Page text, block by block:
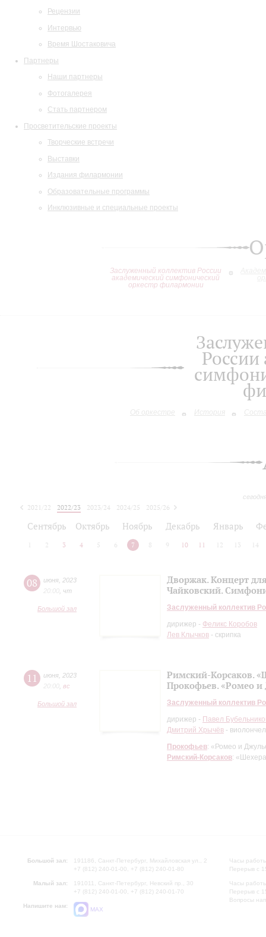
Рецензии
Интервью
Время Шостаковича
Партнеры
Наши партнеры
Фотогалерея
Стать партнером
Просветительские проекты
Творческие встречи
Выставки
Издания филармонии
Образовательные программы
Инклюзивные и специальные проекты
Заслуженный коллектив России
академический симфонический
оркестр филармонии
Об оркестре История
2021/22 2022/23 2023/24 2024/25
2025/26
Сентябрь Октябрь Ноябрь Декабрь Январь
2 3 4 5 6 7 8 9 10 11 12 13 14
08 июня 2023
20:00 чт
Большой зал
Дворжак. Концерт
Чайковский.
Заслуженный коллектив
дирижер - Феликс Коробов
Лев Клычков - скрипка
11 июня 2023
20:00 вc
Большой зал
Римский-Корсаков.
Прокофьев. «Ромео и
Заслуженный коллектив
дирижер - Павел
Дмитрий Хрычёв -
Прокофьев: «Ромео и
Римский-Корсаков:
Большой зал:
191186, Санкт-Петербург, Михайловская ул., 2
+7 (812) 240-01-00, +7 (812) 240-01-80
Малый зал:
191011, Санкт-Петербург, Невский пр., 30
+7 (812) 240-01-00, +7 (812) 240-01-70
Напишите нам:
MAX
Часы
Перерыв с
Часы
Перерыв с
Вопросы